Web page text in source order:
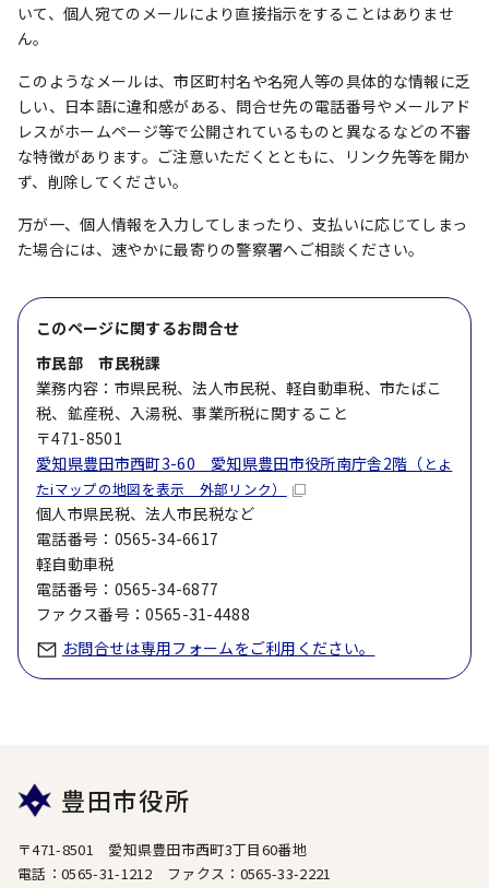
いて、個人宛てのメールにより直接指示をすることはありませ
ん。
このようなメールは、市区町村名や名宛人等の具体的な情報に乏
しい、日本語に違和感がある、問合せ先の電話番号やメールアド
レスがホームページ等で公開されているものと異なるなどの不審
な特徴があります。ご注意いただくとともに、リンク先等を開か
ず、削除してください。
万が一、個人情報を入力してしまったり、支払いに応じてしまっ
た場合には、速やかに最寄りの警察署へご相談ください。
このページに関するお問合せ
市民部 市民税課
業務内容：市県民税、法人市民税、軽自動車税、市たばこ
税、鉱産税、入湯税、事業所税に関すること
〒471-8501
愛知県豊田市西町3-60 愛知県豊田市役所南庁舎2階（ とよ
たiマップの地図を表示 外部リンク）
個人市県民税、法人市民税など
電話番号：0565-34-6617
軽自動車税
電話番号：0565-34-6877
ファクス番号：0565-31-4488
お問合せは専用フォームをご利用ください。
豊田市役所
〒471-8501 愛知県豊田市西町3丁目60番地
電話：0565-31-1212 ファクス：0565-33-2221